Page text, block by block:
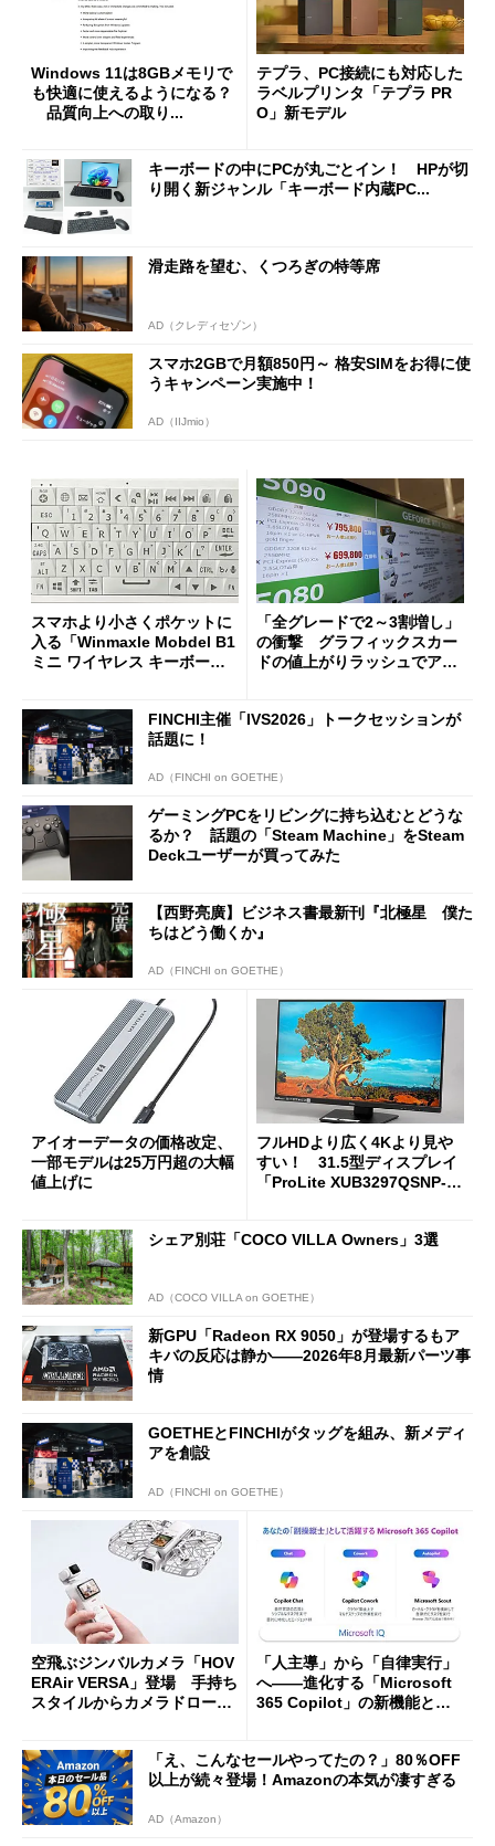
Windows 11は8GBメモリで
も快適に使えるようになる？
品質向上への取り...
テプラ、PC接続にも対応した
ラベルプリンタ「テプラ PR
O」新モデル
キーボードの中にPCが丸ごとイン！ HPが切
り開く新ジャンル「キーボード内蔵PC...
滑走路を望む、くつろぎの特等席
AD（クレディセゾン）
スマホ2GBで月額850円～ 格安SIMをお得に使
うキャンペーン実施中！
AD（IIJmio）
スマホより小さくポケットに
入る「Winmaxle Mobdel B1
ミニ ワイヤレス キーボー
「全グレードで2～3割増し」
の衝撃 グラフィックスカー
ドの値上がりラッシュでアキ
FINCHI主催「IVS2026」トークセッションが
話題に！
AD（FINCHI on GOETHE）
ゲーミングPCをリビングに持ち込むとどうな
るか？ 話題の「Steam Machine」をSteam
Deckユーザーが買ってみた
【西野亮廣】ビジネス書最新刊『北極星 僕た
ちはどう働くか』
AD（FINCHI on GOETHE）
アイオーデータの価格改定、
一部モデルは25万円超の大幅
値上げに
フルHDより広く4Kより見や
すい！ 31.5型ディスプレイ
「ProLite XUB3297QSNP-B
シェア別荘「COCO VILLA Owners」3選
AD（COCO VILLA on GOETHE）
新GPU「Radeon RX 9050」が登場するもア
キバの反応は静か――2026年8月最新パーツ事
情
GOETHEとFINCHIがタッグを組み、新メディ
アを創設
AD（FINCHI on GOETHE）
空飛ぶジンバルカメラ「HOV
ERAir VERSA」登場 手持ち
スタイルからカメラドローン
「人主導」から「自律実行」
へ――進化する「Microsoft
365 Copilot」の新機能とエ
「え、こんなセールやってたの？」80％OFF
以上が続々登場！Amazonの本気が凄すぎる
AD（Amazon）